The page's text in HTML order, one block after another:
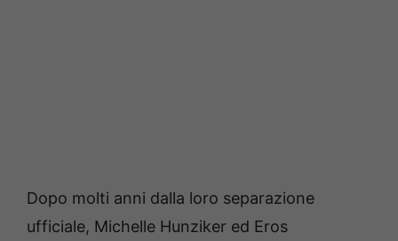
Dopo molti anni dalla loro separazione
ufficiale, Michelle Hunziker ed Eros